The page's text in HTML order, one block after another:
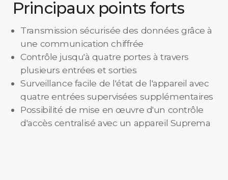
Principaux points forts
Transmission sécurisée des données grâce à
une communication chiffrée
Contrôle jusqu'à quatre portes à travers
plusieurs entrées et sorties
Surveillance facile de l'état de l'appareil avec
quatre entrées supervisées supplémentaires
Possibilité de mise en œuvre d'un contrôle
d'accès centralisé avec un appareil Suprema